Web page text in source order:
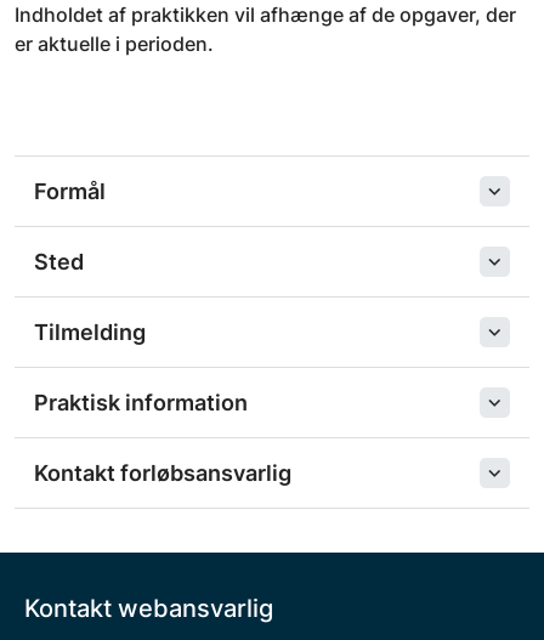
Indholdet af praktikken vil afhænge af de opgaver, der
er aktuelle i perioden.
Formål
Sted
Tilmelding
Praktisk information
Kontakt forløbsansvarlig
Kontakt webansvarlig